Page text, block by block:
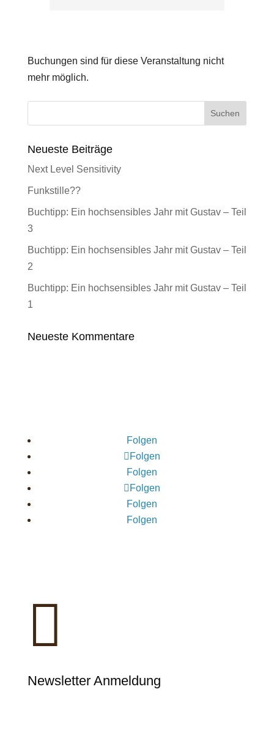
Buchungen sind für diese Veranstaltung nicht
mehr möglich.
Neueste Beiträge
Next Level Sensitivity
Funkstille??
Buchtipp: Ein hochsensibles Jahr mit Gustav – Teil
3
Buchtipp: Ein hochsensibles Jahr mit Gustav – Teil
2
Buchtipp: Ein hochsensibles Jahr mit Gustav – Teil
1
Neueste Kommentare
Folgen
Folgen
Folgen
Folgen
Folgen
Folgen

Newsletter Anmeldung